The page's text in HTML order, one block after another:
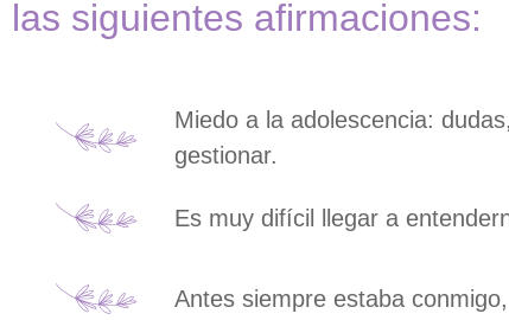
las siguientes afirmaciones:
Miedo a la adolescencia:
gestionar.
Es muy difícil llegar a
Antes siempre estaba